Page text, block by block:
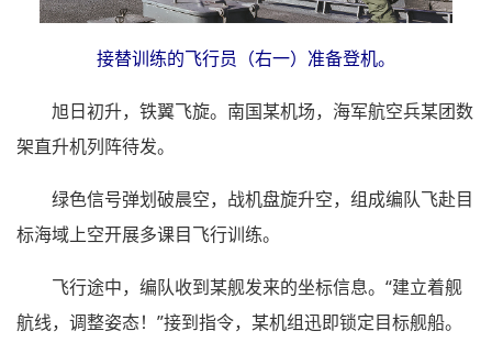
接替训练的飞行员（右一）准备登机。
旭日初升，铁翼飞旋。南国某机场，海军航空兵某团数
架直升机列阵待发。
绿色信号弹划破晨空，战机盘旋升空，组成编队飞赴目
标海域上空开展多课目飞行训练。
飞行途中，编队收到某舰发来的坐标信息。“建立着舰
航线，调整姿态！”接到指令，某机组迅即锁定目标舰船。